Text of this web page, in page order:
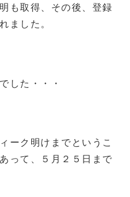
も取得、その後、登録
ました。
した・・・
ーク明けまでというこ
って、５月２５日まで